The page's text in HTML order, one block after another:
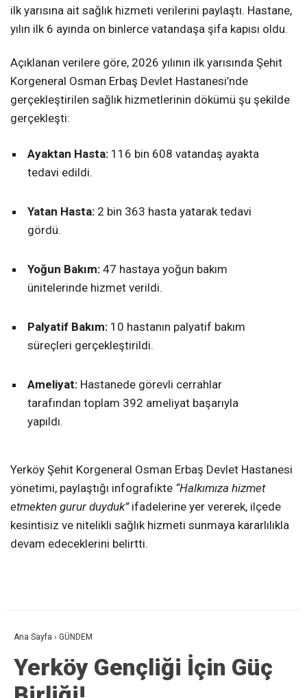
ilk yarısına ait sağlık hizmeti verilerini paylaştı. Hastane,
yılın ilk 6 ayında on binlerce vatandaşa şifa kapısı oldu.
Açıklanan verilere göre, 2026 yılının ilk yarısında Şehit
Korgeneral Osman Erbaş Devlet Hastanesi’nde
gerçekleştirilen sağlık hizmetlerinin dökümü şu şekilde
gerçekleşti:
Ayaktan Hasta: 116 bin 608 vatandaş ayakta
tedavi edildi.
Yatan Hasta: 2 bin 363 hasta yatarak tedavi
gördü.
Yoğun Bakım: 47 hastaya yoğun bakım
ünitelerinde hizmet verildi.
Palyatif Bakım: 10 hastanın palyatif bakım
süreçleri gerçekleştirildi.
Ameliyat: Hastanede görevli cerrahlar
tarafından toplam 392 ameliyat başarıyla
yapıldı.
Yerköy Şehit Korgeneral Osman Erbaş Devlet Hastanesi
yönetimi, paylaştığı infografikte “Halkımıza hizmet
etmekten gurur duyduk”ifadelerine yer vererek, ilçede
kesintisiz ve nitelikli sağlık hizmeti sunmaya kararlılıkla
devam edeceklerini belirtti.
Ana Sayfa › GÜNDEM
Yerköy Gençliği İçin Güç